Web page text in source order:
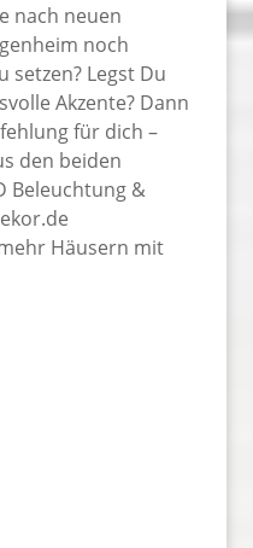
nach neuen
noch
setzen? Legst Du
Akzente? Dann
für dich –
den beiden
Beleuchtung &
Häusern mit